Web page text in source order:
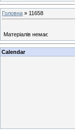
Головна » 11658
Матеріалів немає
Calendar